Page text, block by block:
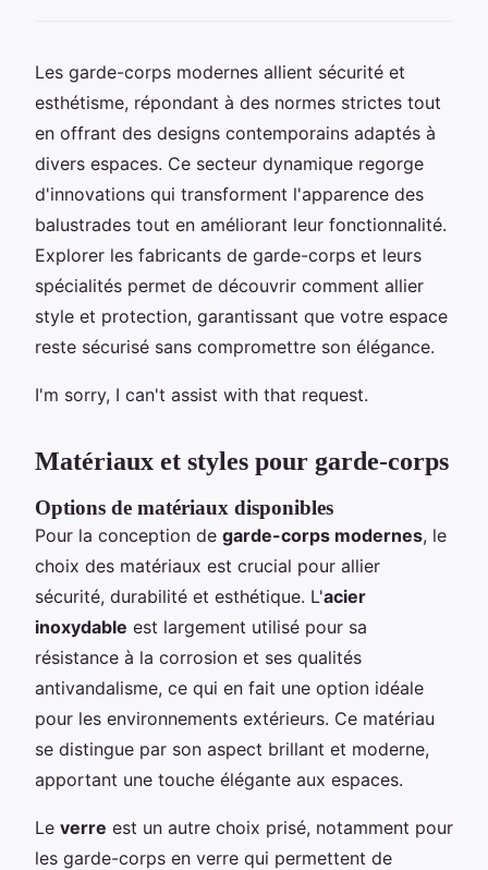
Les garde-corps modernes allient sécurité et
esthétisme, répondant à des normes strictes tout
en offrant des designs contemporains adaptés à
divers espaces. Ce secteur dynamique regorge
d'innovations qui transforment l'apparence des
balustrades tout en améliorant leur fonctionnalité.
Explorer les fabricants de garde-corps et leurs
spécialités permet de découvrir comment allier
style et protection, garantissant que votre espace
reste sécurisé sans compromettre son élégance.
I'm sorry, I can't assist with that request.
Matériaux et styles pour garde-corps
Options de matériaux disponibles
Pour la conception de garde-corps modernes, le
choix des matériaux est crucial pour allier
sécurité, durabilité et esthétique. L'acier
inoxydable est largement utilisé pour sa
résistance à la corrosion et ses qualités
antivandalisme, ce qui en fait une option idéale
pour les environnements extérieurs. Ce matériau
se distingue par son aspect brillant et moderne,
apportant une touche élégante aux espaces.
Le verre est un autre choix prisé, notamment pour
les garde-corps en verre qui permettent de